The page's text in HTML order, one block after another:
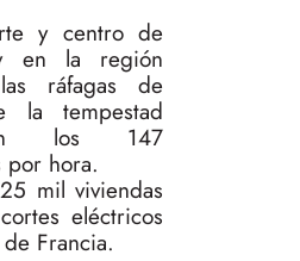
y centro de
en la región
ráfagas de
la tempestad
los 147
por hora.
mil viviendas
eléctricos
Francia.